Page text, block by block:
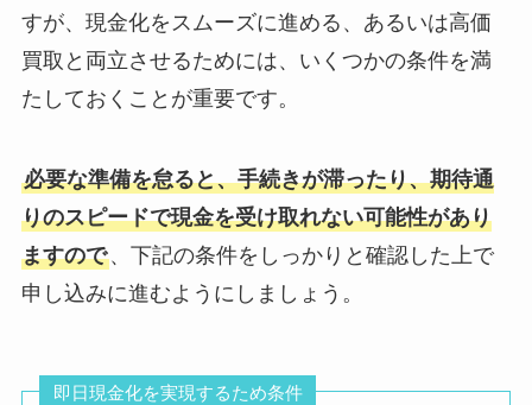
すが、現金化をスムーズに進める、あるいは高価
買取と両立させるためには、いくつかの条件を満
たしておくことが重要です。
必要な準備を怠ると、手続きが滞ったり、期待通
りのスピードで現金を受け取れない可能性があり
ますので、下記の条件をしっかりと確認した上で
申し込みに進むようにしましょう。
即日現金化を実現するため条件